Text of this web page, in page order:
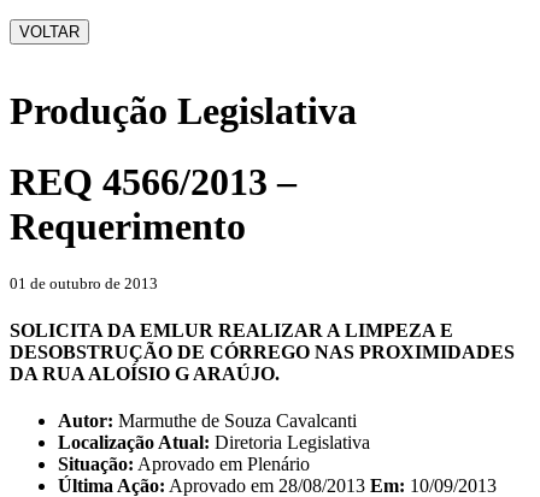
VOLTAR
Produção Legislativa
REQ 4566/2013 –
Requerimento
01 de outubro de 2013
SOLICITA DA EMLUR REALIZAR A LIMPEZA E
DESOBSTRUÇÃO DE CÓRREGO NAS PROXIMIDADES
DA RUA ALOÍSIO G ARAÚJO.
Autor: Marmuthe de Souza Cavalcanti
Localização Atual: Diretoria Legislativa
Situação: Aprovado em Plenário
Última Ação: Aprovado em 28/08/2013 Em: 10/09/2013